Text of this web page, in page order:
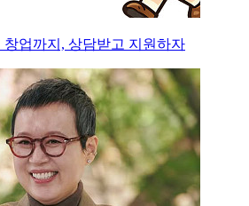
창업까지, 상담받고 지원하자